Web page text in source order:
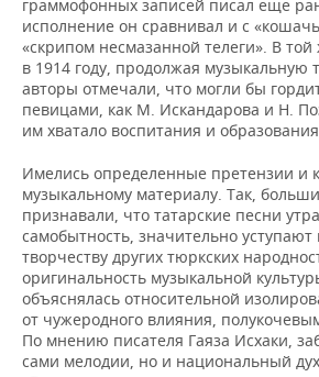
граммофонных записей писал еще
исполнение он сравнивал и с
«скрипом несмазанной телеги». В
в 1914 году, продолжая музыкальную
авторы отмечали, что могли бы
певицами, как М. Искандарова и Н.
им хватало воспитания и
Имелись определенные претензии и
музыкальному материалу. Так,
признавали, что татарские песни
самобытность, значительно
творчеству других тюркских
оригинальность музыкальной
объяснялась относительной
от чужеродного влияния,
По мнению писателя Гаяза Исхаки,
сами мелодии, но и национальный